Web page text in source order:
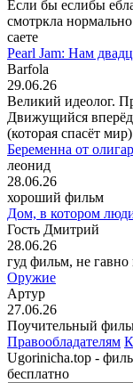
Если бы еслибы
смотркла
саете
Pearl Jam: Нам
Barfola
29.06.26
Великий идеолог.
Движущийся вперёд
(которая спасёт
Беременна от
леонид
28.06.26
хороший фильм
Дом, в котором
Гость Дмитрий
28.06.26
гуд фильм, не
Оружие
Артур
27.06.26
Поучительный
Правообладателям
Ugorinicha.top -
бесплатно